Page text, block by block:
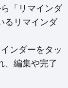
「リマインダ
るリマインダ
ンダーをタッ
、編集や完了